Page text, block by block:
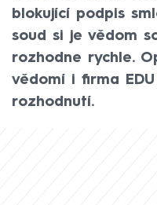
blokující podpis
soud si je vědom
rozhodne rychle.
vědomí i firma
rozhodnutí.